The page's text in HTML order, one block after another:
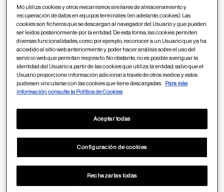
Sigue estosconsejospara el cuidado de las gafas
Medidas (milímetros):
19 52
140
Condiciones de envío
Envíos gratuitos durante todo el mes de abril.
Métodos de pago
Mó utiliza cookies y otros mecanismos similares de almacenamiento y
recuperación de datos en equipos terminales (en adelante, cookies). Las
cookies son ficheros que se descargan al navegador del Usuario y que pueden
ser leídos posteriormente por la entidad. De esta forma, las cookies permiten
diversas funcionalidades, como por ejemplo, reconocer a un Usuario que ya ha
accedido al sitio web anteriormente y poder hacer análisis sobre el uso del
servicio web que permitan mejorarlo. No obstante, no es posible averiguar la
identidad del Usuario a partir de las cookies que utiliza la entidad, salvo que el
Usuario proporcione información adicional a través de otros medios y estos
pudiesen vincularse con las cookies que tiene descargadas.
Para más
información, consulte la Política de Cookies
Configuración de cookies
Rechazarlas todas
Aceptar todas